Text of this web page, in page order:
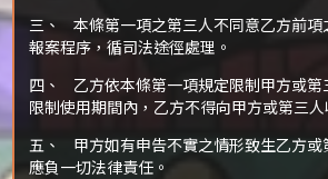
三、 本條第一項之第三人不同意乙方前項
報案程序，循司法途徑處理。
四、 乙方依本條第一項規定限制甲方或第
限制使用期間內，乙方不得向甲方或第三人
五、 甲方如有申告不實之情形致生乙方或
應負一切法律責任。